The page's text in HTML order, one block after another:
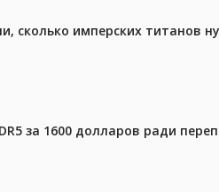
сколько имперских титанов
за 1600 долларов ради